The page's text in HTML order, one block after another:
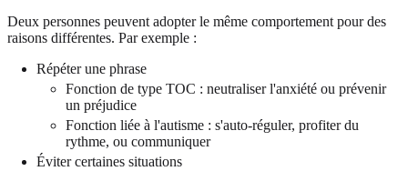
Deux personnes peuvent adopter le même comportement pour des
raisons différentes. Par exemple :
Répéter une phrase
Fonction de type TOC : neutraliser l'anxiété ou prévenir
un préjudice
Fonction liée à l'autisme : s'auto-réguler, profiter du
rythme, ou communiquer
Éviter certaines situations